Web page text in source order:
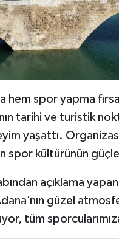
hem spor yapma
tarihi ve turistik
yaşattı.
spor kültürünün
açıklama
güzel
tüm